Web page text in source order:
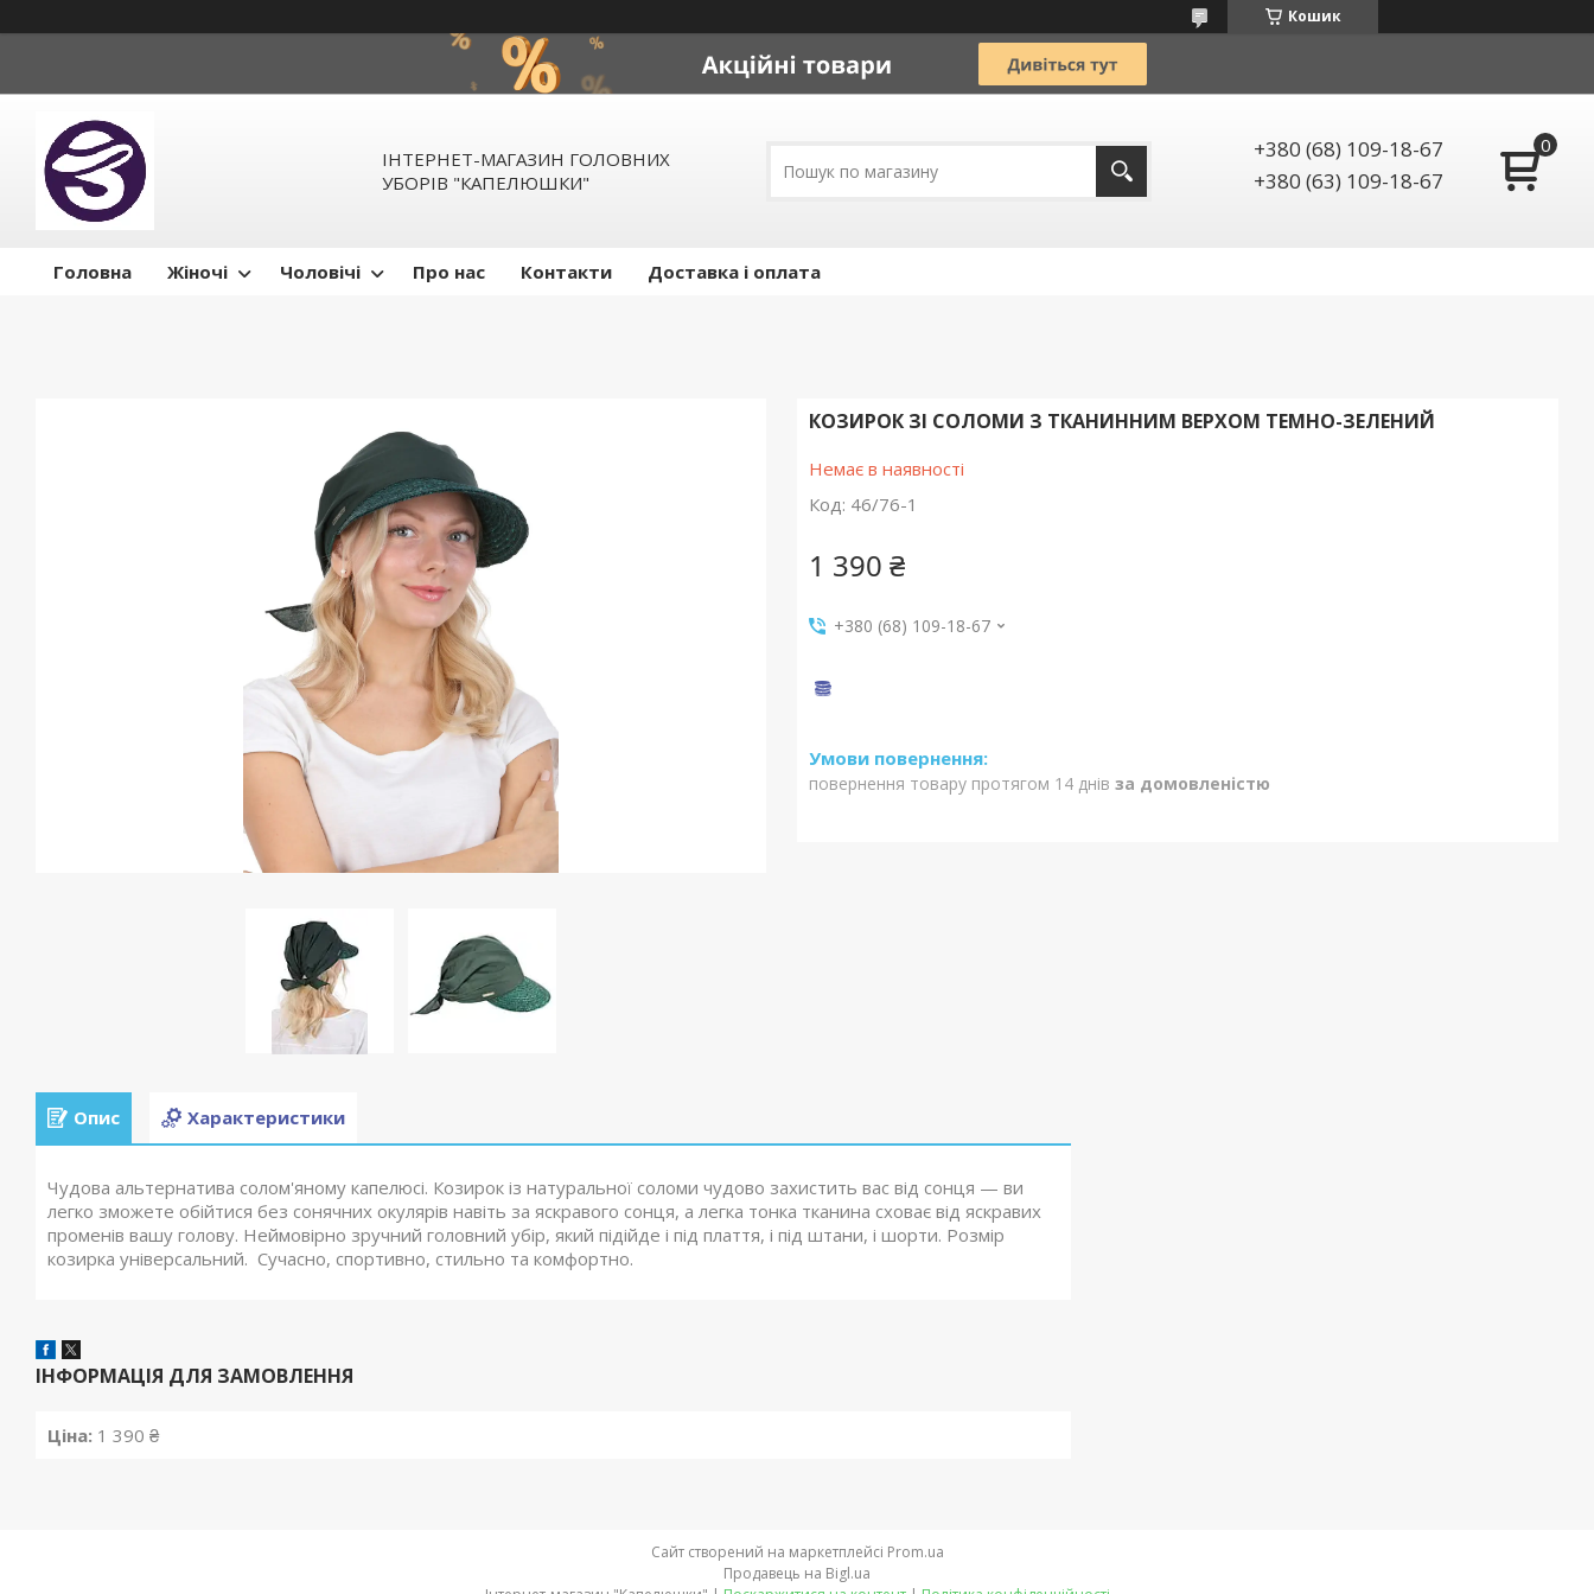
Кошик
ІНТЕРНЕТ-МАГАЗИН ГОЛОВНИХ
УБОРІВ "КАПЕЛЮШКИ"
+380 (68) 109-18-67
+380 (63) 109-18-67
Головна Жіночі Чоловічі Про нас Контакти Доставка і оплата
КОЗИРОК ЗІ СОЛОМИ З ТКАНИННИМ ВЕРХОМ ТЕМНО-ЗЕЛЕНИЙ
Немає в наявності
Код: 46/76-1
1 390 ₴
+380 (68) 109-18-67
повернення товару протягом 14 днів за домовленістю
Опис Характеристики
Чудова альтернатива солом'яному капелюсі. Козирок із натуральної соломи чудово захистить вас від сонця — ви
легко зможете обійтися без сонячних окулярів навіть за яскравого сонця, а легка тонка тканина сховає від яскравих
променів вашу голову. Неймовірно зручний головний убір, який підійде і під плаття, і під штани, і шорти. Розмір
козирка універсальний. Сучасно, спортивно, стильно та комфортно.
ІНФОРМАЦІЯ ДЛЯ ЗАМОВЛЕННЯ
Ціна: 1 390 ₴
Сайт створений на маркетплейсі Prom.ua
Продавець на Bigl.ua